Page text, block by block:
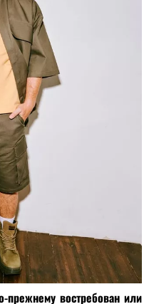
прежнему востребован или